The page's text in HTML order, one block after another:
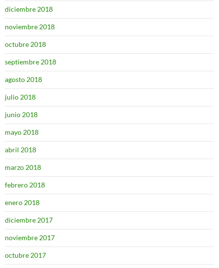
diciembre 2018
noviembre 2018
octubre 2018
septiembre 2018
agosto 2018
julio 2018
junio 2018
mayo 2018
abril 2018
marzo 2018
febrero 2018
enero 2018
diciembre 2017
noviembre 2017
octubre 2017